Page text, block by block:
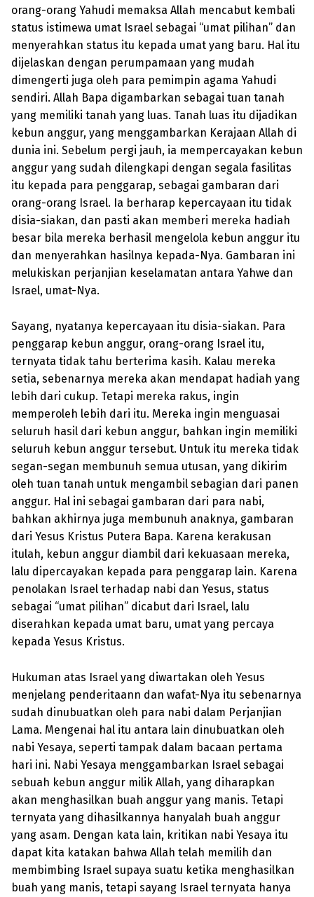
orang-orang Yahudi memaksa Allah mencabut kembali
status istimewa umat Israel sebagai “umat pilihan” dan
menyerahkan status itu kepada umat yang baru. Hal itu
dijelaskan dengan perumpamaan yang mudah
dimengerti juga oleh para pemimpin agama Yahudi
sendiri. Allah Bapa digambarkan sebagai tuan tanah
yang memiliki tanah yang luas. Tanah luas itu dijadikan
kebun anggur, yang meng­gambarkan Kerajaan Allah di
dunia ini. Sebelum pergi jauh, ia mempercayakan kebun
anggur yang sudah dilengkapi dengan segala fasilitas
itu kepada para penggarap, sebagai gambaran dari
orang-orang Israel. Ia berharap kepercayaan itu tidak
disia-siakan, dan pasti akan memberi mereka hadiah
besar bila mereka berhasil mengelola kebun anggur itu
dan menyerahkan hasilnya kepada-Nya. Gambaran ini
melukiskan perjanjian keselamatan antara Yahwe dan
Israel, umat-Nya.
Sayang, nyatanya kepercayaan itu disia-siakan. Para
penggarap kebun anggur, orang-orang Israel itu,
ternyata tidak tahu berterima kasih. Kalau mereka
setia, sebenarnya mereka akan mendapat hadiah yang
lebih dari cukup. Tetapi mereka rakus, ingin
memperoleh lebih dari itu. Mereka ingin menguasai
seluruh hasil dari kebun anggur, bahkan ingin memiliki
seluruh kebun anggur tersebut. Untuk itu mereka tidak
segan-segan membunuh semua utusan, yang dikirim
oleh tuan tanah untuk mengambil sebagian dari panen
anggur. Hal ini sebagai gambaran dari para nabi,
bahkan akhirnya juga membunuh anaknya, gambaran
dari Yesus Kristus Putera Bapa. Karena kerakusan
itulah, kebun anggur diambil dari kekuasaan mereka,
lalu dipercayakan kepada para penggarap lain. Karena
penolakan Israel terhadap nabi dan Yesus, status
sebagai “umat pilihan” dicabut dari Israel, lalu
diserahkan kepada umat baru, umat yang percaya
kepada Yesus Kristus.
Hukuman atas Israel yang diwartakan oleh Yesus
menjelang penderitaann dan wafat-Nya itu sebenarnya
sudah dinubuatkan oleh para nabi dalam Perjanjian
Lama. Mengenai hal itu antara lain dinubuatkan oleh
nabi Yesaya, seperti tampak dalam bacaan pertama
hari ini. Nabi Yesaya menggambarkan Israel sebagai
sebuah kebun anggur milik Allah, yang diharapkan
akan menghasilkan buah anggur yang manis. Tetapi
ternyata yang dihasilkannya hanyalah buah anggur
yang asam. Dengan kata lain, kritikan nabi Yesaya itu
dapat kita katakan bahwa Allah telah memilih dan
membimbing Israel supaya suatu ketika menghasilkan
buah yang manis, tetapi sayang Israel ternyata hanya